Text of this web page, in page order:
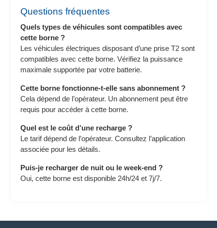
Questions fréquentes
Quels types de véhicules sont compatibles avec
cette borne ?
Les véhicules électriques disposant d’une prise T2 sont
compatibles avec cette borne. Vérifiez la puissance
maximale supportée par votre batterie.
Cette borne fonctionne-t-elle sans abonnement ?
Cela dépend de l’opérateur. Un abonnement peut être
requis pour accéder à cette borne.
Quel est le coût d’une recharge ?
Le tarif dépend de l’opérateur. Consultez l’application
associée pour les détails.
Puis-je recharger de nuit ou le week-end ?
Oui, cette borne est disponible 24h/24 et 7j/7.